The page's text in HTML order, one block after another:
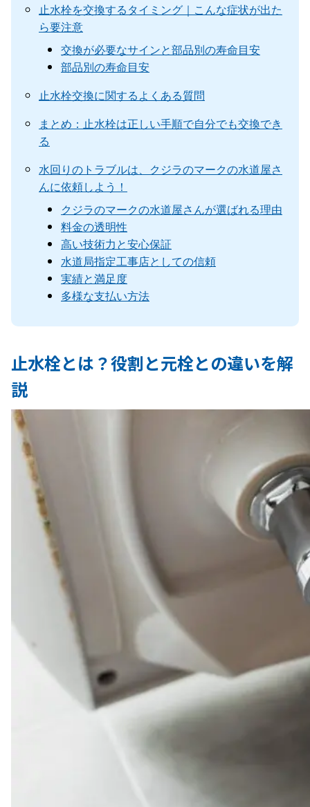
止水栓を交換するタイミング｜こんな症状が出た
ら要注意
交換が必要なサインと部品別の寿命目安
部品別の寿命目安
止水栓交換に関するよくある質問
まとめ：止水栓は正しい手順で自分でも交換でき
る
水回りのトラブルは、クジラのマークの水道屋さ
んに依頼しよう！
クジラのマークの水道屋さんが選ばれる理由
料金の透明性
高い技術力と安心保証
水道局指定工事店としての信頼
実績と満足度
多様な支払い方法
止水栓とは？役割と元栓との違いを解
説